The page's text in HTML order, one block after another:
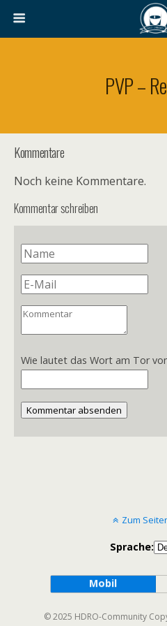
PVP –
Kommentare
Noch keine Kommentare.
Kommentar schreiben
Wie lautet das Wort am Tor
Kommentar absenden
Zum
Sprache:
Mobil
© 2025 HDRO-Community